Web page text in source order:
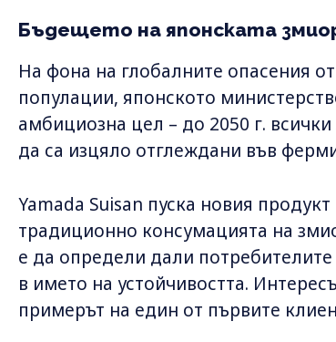
Бъдещето на японската
На фона на глобалните опасения
популации, японското
амбициозна цел – до 2050 г.
да са изцяло отглеждани във
Yamada Suisan пуска новия
традиционно консумацията на
е да определи дали
в името на устойчивостта.
примерът на един от първите